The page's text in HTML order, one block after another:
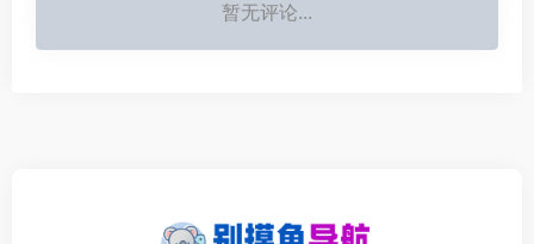
暂无评论...